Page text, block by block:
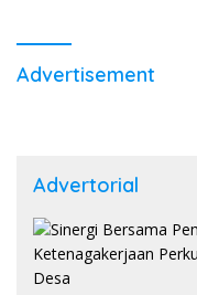
Advertisement
Advertorial